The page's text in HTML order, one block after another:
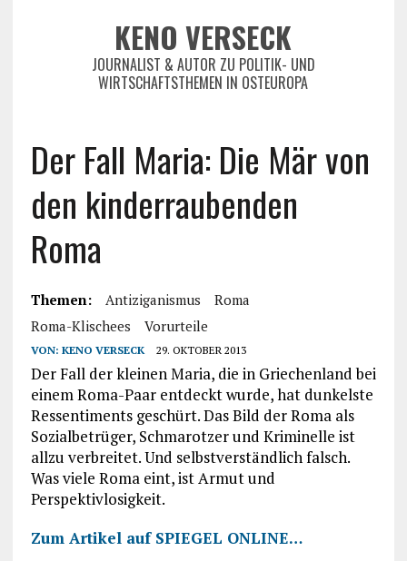
KENO VERSECK
JOURNALIST & AUTOR ZU POLITIK- UND
WIRTSCHAFTSTHEMEN IN OSTEUROPA
Der Fall Maria: Die Mär von
den kinderraubenden
Roma
Themen: Antiziganismus
Roma
Roma-Klischees
Vorurteile
VON: KENO VERSECK 29. OKTOBER 2013
Der Fall der kleinen Maria, die in Griechenland bei
einem Roma-Paar entdeckt wurde, hat dunkelste
Ressentiments geschürt. Das Bild der Roma als
Sozialbetrüger, Schmarotzer und Kriminelle ist
allzu verbreitet. Und selbstverständlich falsch.
Was viele Roma eint, ist Armut und
Perspektivlosigkeit.
Zum Artikel auf SPIEGEL ONLINE…